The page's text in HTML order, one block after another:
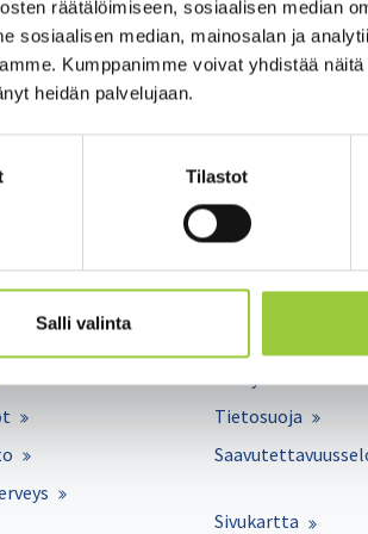
räätälöimiseen, sosiaalisen median
sosiaalisen median, mainosalan ja
Kumppanimme voivat yhdistää
heidän palvelujaan.
Tilastot
Salli valinta
aika
Yhteystiedot
Tietosuoja
Sivukartta